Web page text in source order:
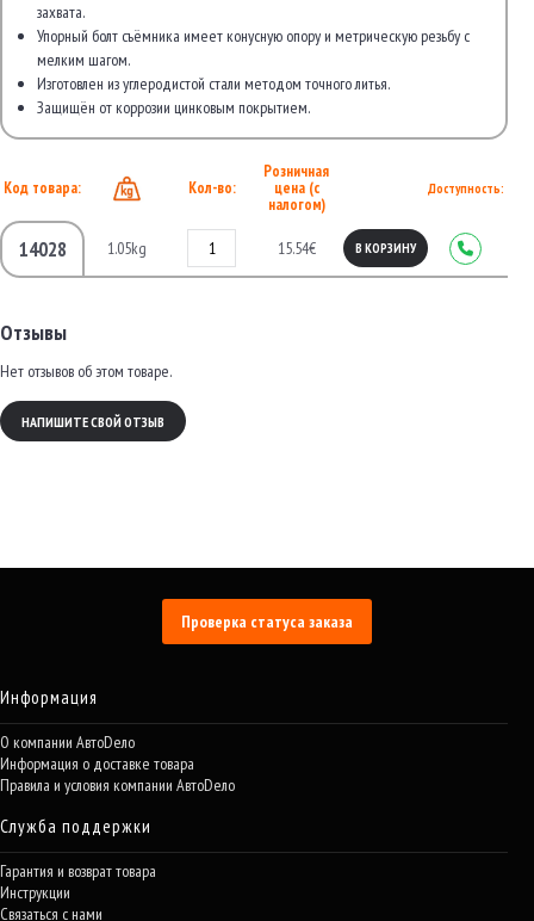
захвата.
Упорный болт съёмника имеет конусную опору и метрическую резьбу с
мелким шагом.
Изготовлен из углеродистой стали методом точного литья.
Защищён от коррозии цинковым покрытием.
Код товара: Кол-во:
Розничная
цена (с
налогом)
Доступность:
14028 1.05kg 15.54€ В КОРЗИНУ
Отзывы
Нет отзывов об этом товаре.
НАПИШИТЕ СВОЙ ОТЗЫВ
Проверка статуса заказа
Информация
О компании АвтоDело
Информация о доставке товара
Правила и условия компании АвтоDело
Служба поддержки
Гарантия и возврат товара
Инструкции
Связаться с нами